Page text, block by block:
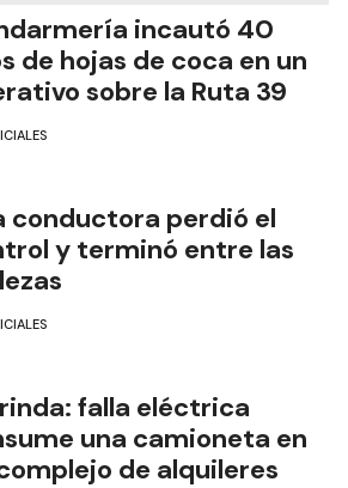
incautó 40
de hojas de coca en un
sobre la Ruta 39
conductora perdió el
y terminó entre las
falla eléctrica
una camioneta en
de alquileres